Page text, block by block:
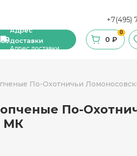
+7(495)
Адрес
доставки
Адрес доставки
0
0 ₽
По-Охотничьи
По-
МК
сухие завтраки, мюсли